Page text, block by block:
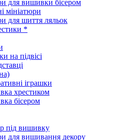
для вишивки бісером
мініатюри
для шиття ляльок
*
на підвісі
іграшки
хрестиком
бісером
під вишивку
для вишивання декору